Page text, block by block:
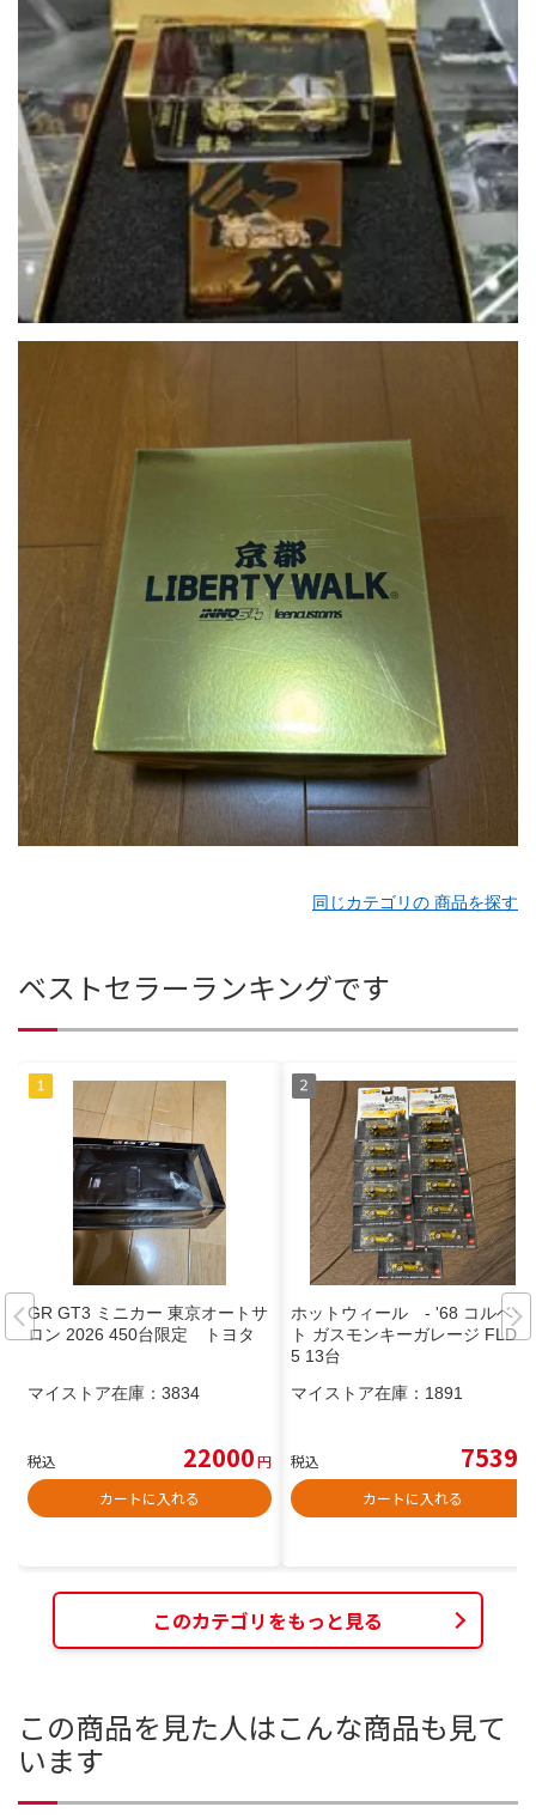
同じカテゴリの 商品を探す
ベストセラーランキングです
GR GT3 ミニカー 東京オートサ
ロン 2026 450台限定 トヨタ
マイストア在庫： 3834
税込 22000円
カートに入れる
ホットウィール - '68 コルベッ
ト ガスモンキーガレージ FLD1
5 13台
マイストア在庫： 1891
税込 7539
カートに入れる
このカテゴリをもっと見る
この商品を見た人はこんな商品も見て
います